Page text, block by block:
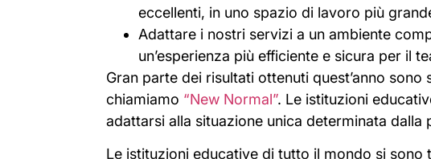
eccellenti, in uno spazio di lavoro più
Adattare i nostri servizi a un ambiente
un’esperienza più efficiente e sicura per il
Gran parte dei risultati ottenuti quest’anno
chiamiamo “New Normal”. Le istituzioni
adattarsi alla situazione unica determinata dalla
Le istituzioni educative di tutto il mondo si sono